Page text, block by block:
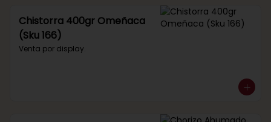
Chistorra 400gr Omeñaca
(Sku 166)
Venta por display.